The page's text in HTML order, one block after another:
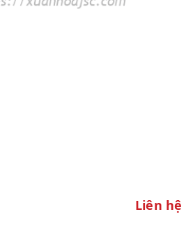
Liên hệ